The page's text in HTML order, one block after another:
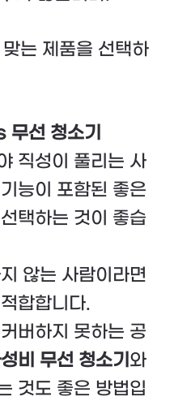
는 제품을 선택하
무선 청소기
직성이 풀리는 사
능이 포함된 좋은
택하는 것이 좋습
않는 사람이라면
합합니다.
버하지 못하는 공
비 무선 청소기 와
것도 좋은 방법입